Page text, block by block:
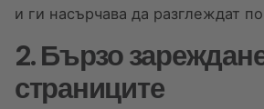
и ги насърчава да разглеждат
2. Бързо
страниците